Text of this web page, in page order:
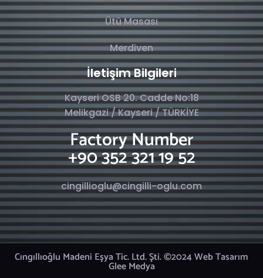
Ütü Masası
Merdiven
İletişim Bilgileri
Kayseri OSB 20. Cadde No:18
Melikgazi / Kayseri / TÜRKİYE
Factory Number
+90 352 321 19 52
cingillioglu@cingilli-oglu.com
Cıngıllıoğlu Madeni Eşya Tic. Ltd. Şti. ©2024 Web Tasarım
Glee Medya